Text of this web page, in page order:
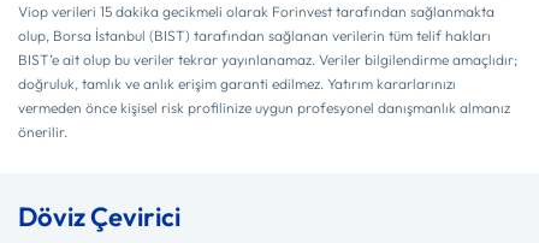
Viop verileri 15 dakika gecikmeli olarak Forinvest tarafından sağlanmakta
olup, Borsa İstanbul (BIST) tarafından sağlanan verilerin tüm telif hakları
BIST’e ait olup bu veriler tekrar yayınlanamaz. Veriler bilgilendirme amaçlıdır;
doğruluk, tamlık ve anlık erişim garanti edilmez. Yatırım kararlarınızı
vermeden önce kişisel risk profilinize uygun profesyonel danışmanlık almanız
önerilir.
Döviz Çevirici